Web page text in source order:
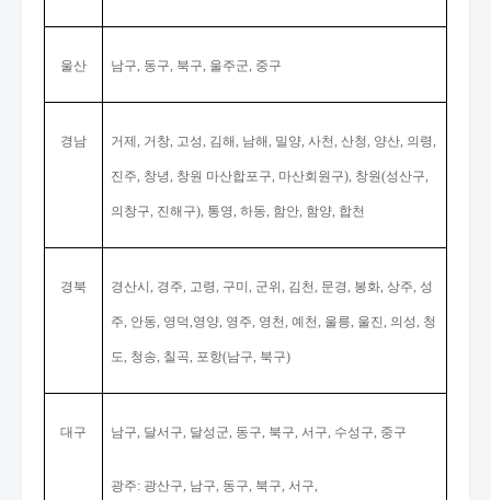
울산 남구, 동구, 북구, 울주군, 중구
경남 거제, 거창, 고성, 김해, 남해, 밀양, 사천, 산청, 양산, 의령,
진주, 창녕, 창원 마산합포구, 마산회원구), 창원(성산구,
의창구, 진해구), 통영, 하동, 함안, 함양, 합천
경북 경산시, 경주, 고령, 구미, 군위, 김천, 문경, 봉화, 상주, 성
주, 안동, 영덕,영양, 영주, 영천, 예천, 울릉, 울진, 의성, 청
도, 청송, 칠곡, 포항(남구, 북구)
대구 남구, 달서구, 달성군, 동구, 북구, 서구, 수성구, 중구
광주: 광산구, 남구, 동구, 북구, 서구,